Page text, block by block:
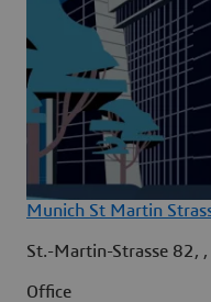
Munich St Martin
St.-Martin-Strasse 82,
Office